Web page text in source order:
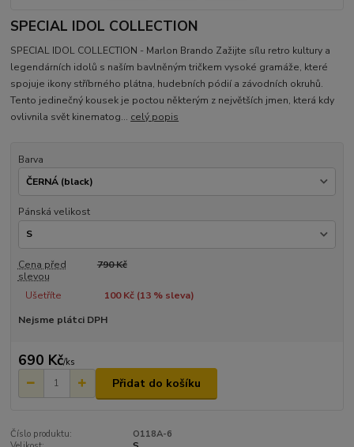
SPECIAL IDOL COLLECTION
SPECIAL IDOL COLLECTION - Marlon Brando Zažijte sílu retro kultury a
legendárních idolů s naším bavlněným tričkem vysoké gramáže, které
spojuje ikony stříbrného plátna, hudebních pódií a závodních okruhů.
Tento jedinečný kousek je poctou některým z největších jmen, která kdy
ovlivnila svět kinematog... celý popis
Barva
Pánská velikost
Cena před
slevou
790 Kč
Ušetříte 100 Kč (13% sleva)
Nejsme plátci DPH
690 Kč/ks
Přidat do košíku
Číslo produktu:
O118A-6